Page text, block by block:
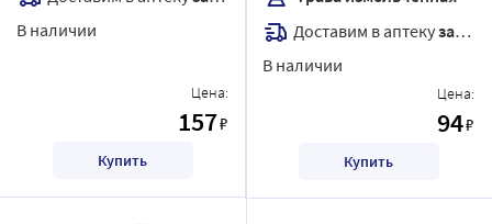
В наличии
Цена:
157₽
Купить
Доставим в аптекузавтра
В наличии
Цена:
94₽
Купить